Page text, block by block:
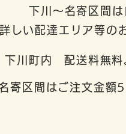
下川～名寄区間は
しい配達エリア等の
下川町内 配送料無
寄区間はご注文金